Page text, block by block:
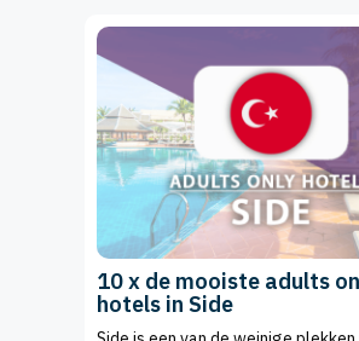
10 x de mooiste adults
hotels in Side